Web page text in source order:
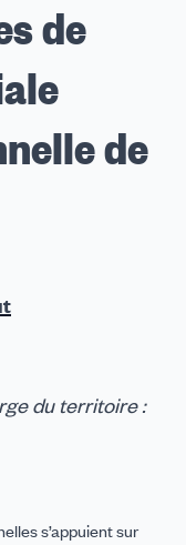
de
de
du territoire :
s’appuient sur